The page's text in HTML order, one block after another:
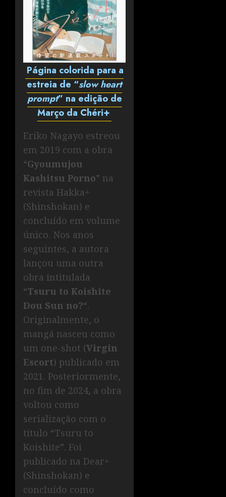
Página colorida para a
estreia de “slow heart
prompt” na edição de
Março da Chéri+
Eriko Nagayo estreou
em 2019 com a obra
“Gyoumujou
Kashitsu Porno” na
revista Hakka+
(Shinshokan) e
concluído em volume
único. Nos anos
seguintes, a autora
lançou uma outra
obra intitulada
“Tsuru to Koishite
Dou Sun no?“.
Originalmente, o
mangá nasceu como
um one-shot (Virgin
Escort) publicado em
2021. Posteriormente,
no fim de 2024, a obra
voltou como
serialização com o
título “Tsuru to
Koishite”. Foi
publicado na Dear+
(Shinshokan) e
concluído como